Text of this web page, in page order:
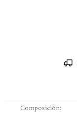
Composición